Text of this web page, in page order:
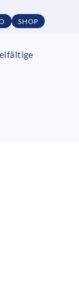
SHOP